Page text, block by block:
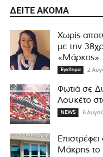
ΔΕΊΤΕ ΑΚΌΜΑ
Χωρίς
με την
«Μάρκος»...
Έγκλημα 2
Φωτιά σε
Λουκέτο
NEWS 6
Μάκρης το